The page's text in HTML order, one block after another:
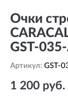
Очки
GST-
Артикул: GST-
1 200 руб.